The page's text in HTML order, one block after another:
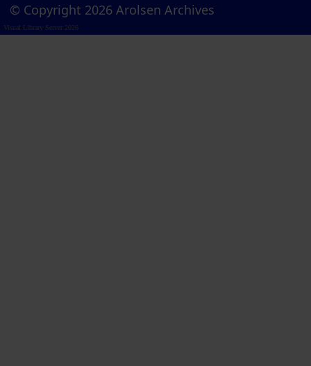
© Copyright 2026 Arolsen Archives
Visual Library Server 2026